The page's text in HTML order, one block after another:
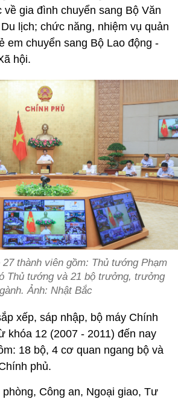
gia đình chuyển sang Bộ Văn
lịch; chức năng, nhiệm vụ quản
em chuyển sang Bộ Lao động -
hội.
thành viên gồm: Thủ tướng Phạm
Thủ tướng và 21 bộ trưởng, trưởng
Ảnh: Nhật Bắc
xếp, sáp nhập, bộ máy Chính
khóa 12 (2007 - 2011) đến nay
18 bộ, 4 cơ quan ngang bộ và
phủ.
Công an, Ngoại giao, Tư